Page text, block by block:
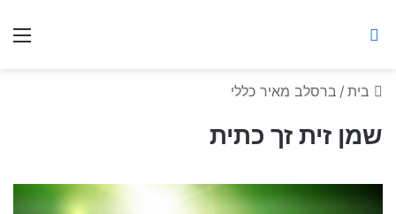
בית / ברסלב מאיר כללי
שמן זית זך כתית